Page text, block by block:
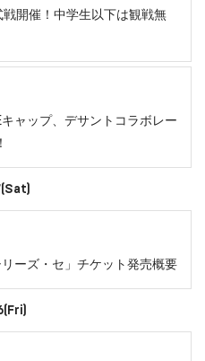
開催！中学生以下は観戦無
ャップ、デサントコラボレー
ーズ・セ」チケット発売概要